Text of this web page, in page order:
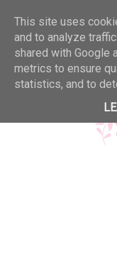
This site uses
and to analyze
shared with Google
metrics to ensure
statistics, and to